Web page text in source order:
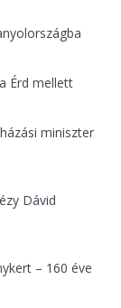
Érd mellett
miniszter
Dávid
– 160 éve